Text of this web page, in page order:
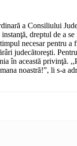
a Consiliului
dreptul de a
necesar pentru
judecătoreşti.
în această privinţă.
noastră!”, li s-a